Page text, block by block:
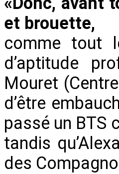
et brouette,
comme tout
d’aptitude
Mouret
d’être
passé un BTS
tandis
des